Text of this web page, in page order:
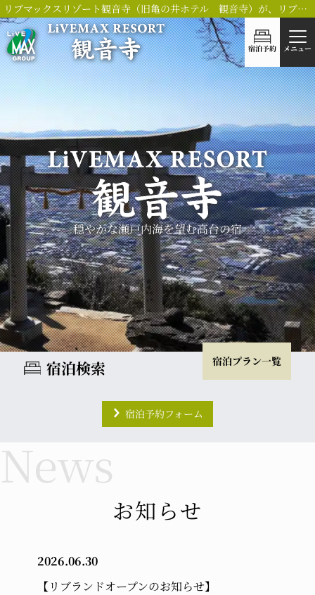
リブマックスリゾート観音寺（旧亀の井ホテル 観音寺）が、リブランドOPEN！
宿泊予約 メニュー
穏やかな瀬戸内海を望む高台の宿
宿泊検索 宿泊プラン一覧
宿泊予約フォーム
小学生
お知らせ
2026.06.30
【リブランドオープンのお知らせ】